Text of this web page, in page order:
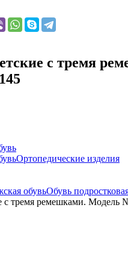
с тремя
Ортопедические изделия
обувьОбувь
с тремя ремешками. Модель